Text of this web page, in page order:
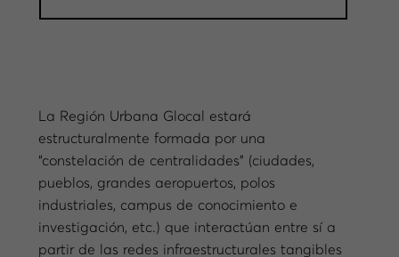
La Región Urbana Glocal estará
estructuralmente formada por una
“constelación de centralidades” (ciudades,
pueblos, grandes aeropuertos, polos
industriales, campus de conocimiento e
investigación, etc.) que interactúan entre sí a
partir de las redes infraestructurales tangibles